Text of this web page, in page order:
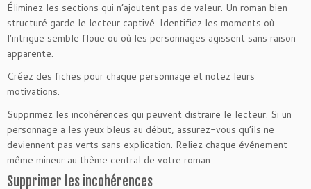
Éliminez les sections qui n’ajoutent pas de valeur. Un roman bien
structuré garde le lecteur captivé. Identifiez les moments où
l’intrigue semble floue ou où les personnages agissent sans raison
apparente.
Créez des fiches pour chaque personnage et notez leurs
motivations.
Supprimez les incohérences qui peuvent distraire le lecteur. Si un
personnage a les yeux bleus au début, assurez-vous qu’ils ne
deviennent pas verts sans explication. Reliez chaque événement
même mineur au thème central de votre roman.
Supprimer les incohérences